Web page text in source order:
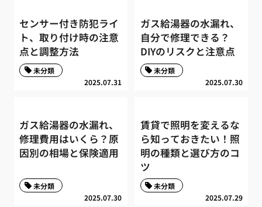
センサー付き防犯ライ
ト、取り付け時の注意
点と調整方法
2025.07.31
未分類
ガス給湯器の水漏れ、
自分で修理できる？
DIYのリスクと注意点
2025.07.30
未分類
ガス給湯器の水漏れ、
修理費用はいくら？原
因別の相場と保険適用
2025.07.30
未分類
賃貸で照明を変えるな
ら知っておきたい！照
明の種類と選び方のコ
ツ
2025.07.29
未分類